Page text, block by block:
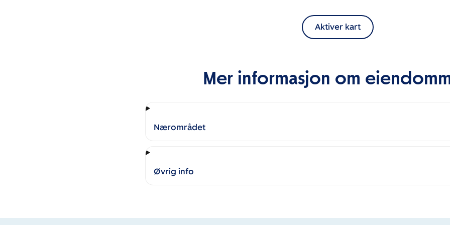
Aktiver kart
Mer informasjon om
Nærområdet
Øvrig info